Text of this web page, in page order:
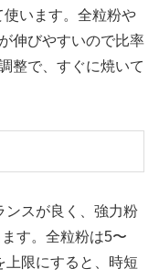
使います。全粒粉や
伸びやすいので比率
整で、すぐに焼いて
ンスが良く、強力粉
す。全粒粉は5〜
上限にすると、時短